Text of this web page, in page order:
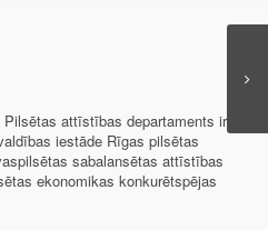
attīstības departaments ir
iestāde Rīgas pilsētas
sabalansētas attīstības
ekonomikas konkurētspējas